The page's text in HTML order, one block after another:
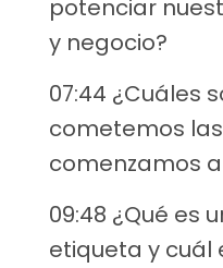
potenciar
y negocio?
07:44 ¿Cuáles
cometemos
comenzamos
09:48 ¿Qué es
etiqueta y cuál